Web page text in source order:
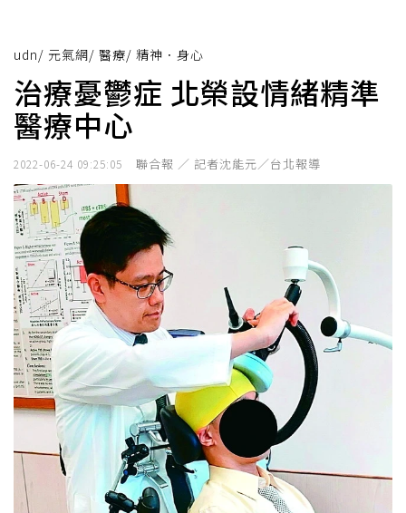
udn/ 元氣網/ 醫療/ 精神．身心
治療憂鬱症 北榮設情緒精準
醫療中心
2022-06-24 09:25:05 聯合報 ／ 記者沈能元／台北報導